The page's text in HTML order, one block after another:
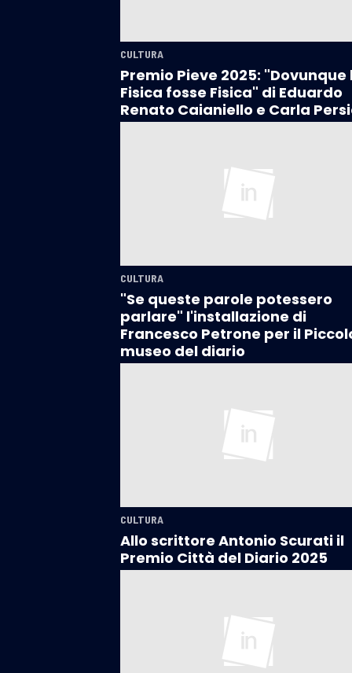
CULTURA
Premio Pieve 2025: "Dovunque
Fisica fosse Fisica" di Eduardo
Renato Caianiello e Carla
CULTURA
"Se queste parole potessero
parlare" l'installazione di
Francesco Petrone per il
museo del diario
CULTURA
Allo scrittore Antonio Scurati il
Premio Città del Diario 2025